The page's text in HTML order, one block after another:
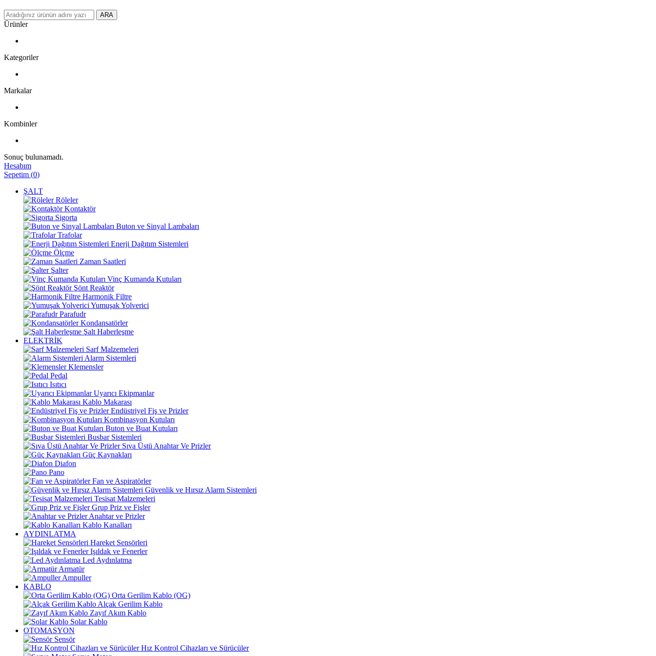
ARA
Ürünler
Kategoriler
Markalar
Kombinler
Sonuç bulunamadı.
Hesabım
Sepetim (0)
ŞALT
Röleler
Kontaktör
Sigorta
Buton ve Sinyal Lambaları
Trafolar
Enerji Dağıtım Sistemleri
Ölçme
Zaman Saatleri
Şalter
Vinç Kumanda Kutuları
Şönt Reaktör
Harmonik Filtre
Yumuşak Yolverici
Parafudr
Kondansatörler
Şalt Haberleşme
ELEKTRİK
Sarf Malzemeleri
Alarm Sistemleri
Klemensler
Pedal
Isıtıcı
Uyarıcı Ekipmanlar
Kablo Makarası
Endüstriyel Fiş ve Prizler
Kombinasyon Kutuları
Buton ve Buat Kutuları
Busbar Sistemleri
Sıva Üstü Anahtar Ve Prizler
Güç Kaynakları
Diafon
Pano
Fan ve Aspiratörler
Güvenlik ve Hırsız Alarm Sistemleri
Tesisat Malzemeleri
Grup Priz ve Fişler
Anahtar ve Prizler
Kablo Kanalları
AYDINLATMA
Hareket Sensörleri
Işıldak ve Fenerler
Led Aydınlatma
Armatür
Ampuller
KABLO
Orta Gerilim Kablo (OG)
Alçak Gerilim Kablo
Zayıf Akım Kablo
Solar Kablo
OTOMASYON
Sensör
Hız Kontrol Cihazları ve Sürücüler